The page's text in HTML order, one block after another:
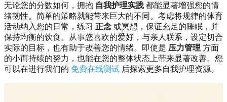
无论您的分数如何，拥抱 自我护理实践 都能显著增强您的情
绪韧性。简单的策略就能带来巨大的不同。考虑将规律的体育
活动纳入您的日常，练习 正念 或冥想，保证充足的睡眠，并
保持均衡的饮食。从事您喜欢的爱好，与亲人联系，设定切合
实际的目标，也有助于改善您的情绪。即使是 压力管理 方面
的小而持续的努力，也能在您的整体状态上带来显著改善。您
可以在进行我们的 免费在线测试 后探索更多自我护理资源。